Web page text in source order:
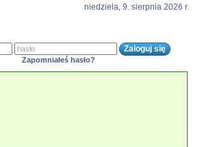
niedziela, 9. sierpnia 2026 r.
Zapomniałeś hasło?